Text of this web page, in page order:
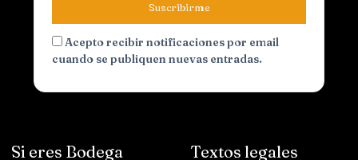
Suscribirme
Acepto recibir notificaciones por email
cuando se publiquen nuevas entradas.
Si eres Bodega Textos legales